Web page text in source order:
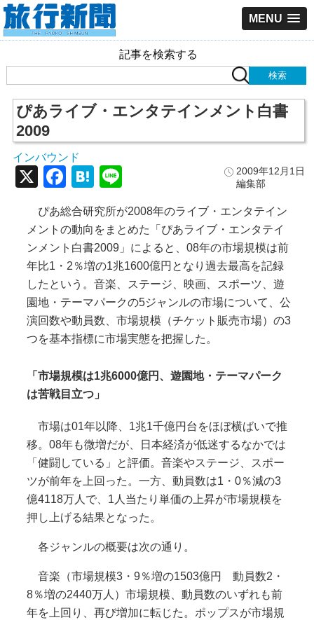
MENU
記事を検索する
ぴあライブ・エンタテインメント白書
2009
インバウンド
2009年12月1日
編集部
X Facebook
Hatena
ぴあ総合研究所が2008年のライブ・エンタテイン
メントの動向をまとめた「ぴあライブ・エンタテイ
ンメント白書2009」によると、08年の市場規模は前
年比1・2％増の1兆1600億円となり過去最高を記録
したという。音楽、ステージ、映画、スポーツ、遊
園地・テーマパークの5ジャンルの市場について、公
演回数や動員数、市場規模（チケット販売市場）の3
つを基本指標に市場実態を把握した。
「市場規模は1兆6000億円、遊園地・テーマパーク
は苦戦目立つ」
市場は01年以降、1兆1千億円台をほぼ横ばいで推
移。08年も微増だが、日本経済が低迷するなかでは
「健闘している」と評価。音楽やステージ、スポー
ツが前年を上回った。一方、動員数は1・0％減の3
億4118万人で、1人当たり単価の上昇が市場規模を
押し上げる結果となった。
各ジャンルの概要は次の通り。
音楽（市場規模3・9％増の1503億円 動員数2・
8％増の2440万人）市場規模、動員数のいずれも前
年を上回り、再び増加に転じた。ポップスが市場規